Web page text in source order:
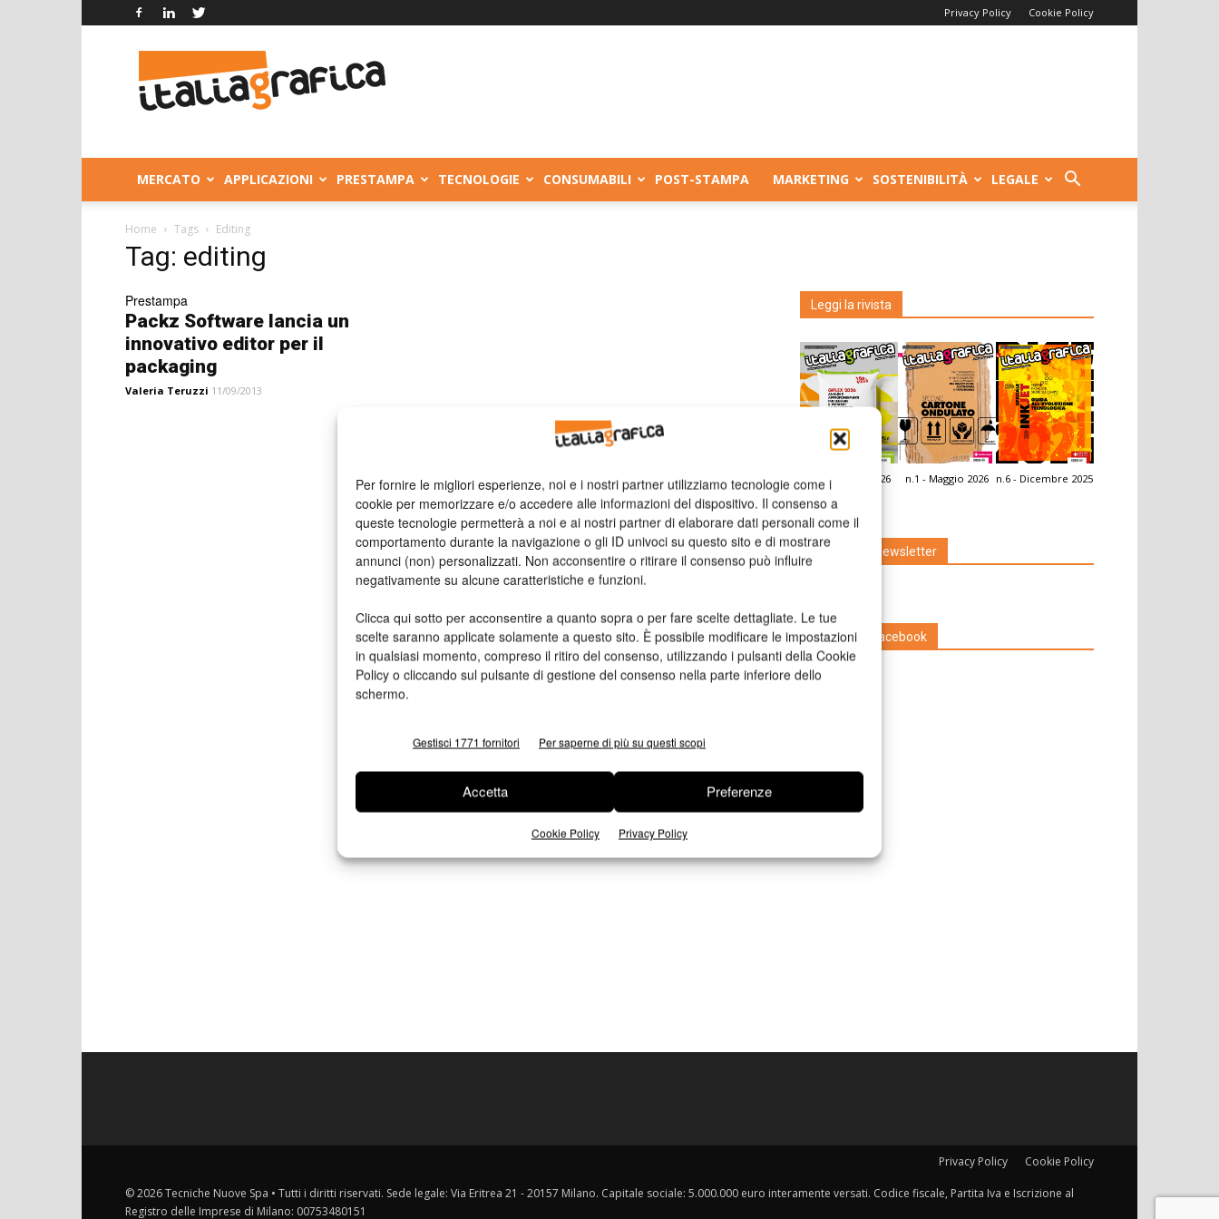
Per fornire le migliori esperienze, noi e i nostri partner utilizziamo tecnologie come i
cookie per memorizzare e/o accedere alle informazioni del dispositivo. Il consenso a
queste tecnologie permetterà a noi e ai nostri partner di elaborare dati personali come il
comportamento durante la navigazione o gli ID univoci su questo sito e di mostrare
annunci (non) personalizzati. Non acconsentire o ritirare il consenso può influire
negativamente su alcune caratteristiche e funzioni.
Clicca qui sotto per acconsentire a quanto sopra o per fare scelte dettagliate. Le tue
scelte saranno applicate solamente a questo sito. È possibile modificare le impostazioni
in qualsiasi momento, compreso il ritiro del consenso, utilizzando i pulsanti della Cookie
Policy o cliccando sul pulsante di gestione del consenso nella parte inferiore dello
schermo.
Gestisci 1771 fornitori Per saperne di più su questi scopi
Accetta Preferenze
Cookie Policy Privacy Policy
Privacy Policy Cookie Policy
Grafica
MERCATO APPLICAZIONI PRESTAMPA TECNOLOGIE CONSUMABILI POST-STAMPA MARKETING SOSTENIBILITÀ LEGALE
Home Tags Editing
Tag: editing
Prestampa
Packz Software lancia un
innovativo editor per il
packaging
Valeria Teruzzi 11/09/2013
Leggi la rivista
n.2 - Giugno 2026 n.1 - Maggio 2026 n.6 - Dicembre 2025
Edicola Web
Iscriviti alla newsletter
Seguici su Facebook
Privacy Policy Cookie Policy
© 2026 Tecniche Nuove Spa • Tutti i diritti riservati. Sede legale: Via Eritrea 21 - 20157 Milano. Capitale sociale: 5.000.000 euro interamente versati. Codice fiscale, Partita Iva e Iscrizione al
Registro delle Imprese di Milano: 00753480151